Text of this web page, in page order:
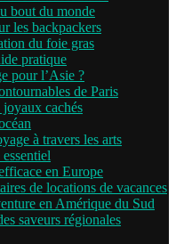
bout du monde
les backpackers
du foie gras
pratique
pour l’Asie ?
de Paris
joyaux cachés
à travers les arts
en Europe
de locations de vacances
en Amérique du Sud
saveurs régionales